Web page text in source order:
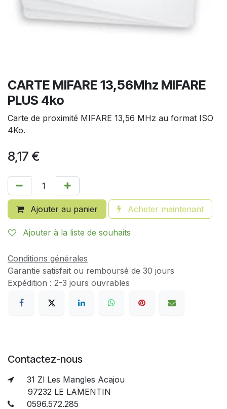
CARTE MIFARE 13,56Mhz MIFARE
PLUS 4ko
Carte de proximité MIFARE 13,56 MHz au format ISO
4Ko.
8,17 €
Ajouter au panier Acheter maintenant
Ajouter à la liste de souhaits
Conditions générales
Garantie satisfait ou remboursé de 30 jours
Expédition : 2-3 jours ouvrables
Contactez-nous
31 Zl Les Mangles Acajou
97232 LE LAMENTIN
0596.572.285